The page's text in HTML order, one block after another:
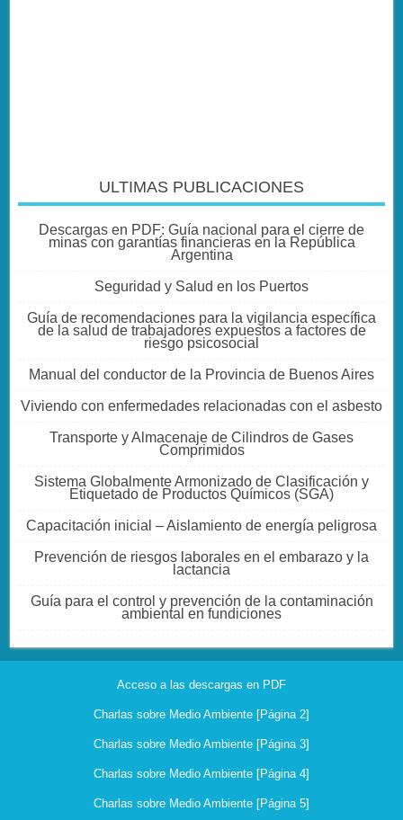
ULTIMAS PUBLICACIONES
Descargas en PDF: Guía nacional para el cierre de
minas con garantías financieras en la República
Argentina
Seguridad y Salud en los Puertos
Guía de recomendaciones para la vigilancia específica
de la salud de trabajadores expuestos a factores de
riesgo psicosocial
Manual del conductor de la Provincia de Buenos Aires
Viviendo con enfermedades relacionadas con el asbesto
Transporte y Almacenaje de Cilindros de Gases
Comprimidos
Sistema Globalmente Armonizado de Clasificación y
Etiquetado de Productos Químicos (SGA)
Capacitación inicial – Aislamiento de energía peligrosa
Prevención de riesgos laborales en el embarazo y la
lactancia
Guía para el control y prevención de la contaminación
ambiental en fundiciones
Acceso a las descargas en PDF
Charlas sobre Medio Ambiente [Página 2]
Charlas sobre Medio Ambiente [Página 3]
Charlas sobre Medio Ambiente [Página 4]
Charlas sobre Medio Ambiente [Página 5]